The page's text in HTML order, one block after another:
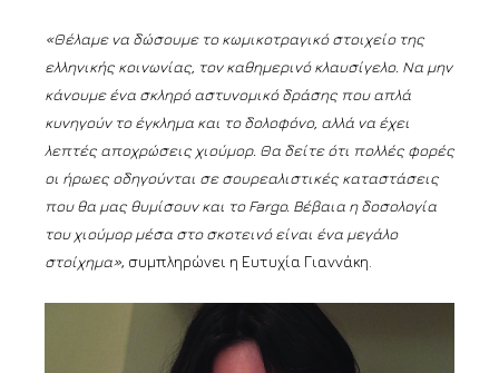
«Θέλαμε να δώσουμε το κωμικοτραγικό στοιχείο της
ελληνικής κοινωνίας, τον καθημερινό κλαυσίγελο. Να μην
κάνουμε ένα σκληρό αστυνομικό δράσης που απλά
κυνηγούν το έγκλημα και το δολοφόνο, αλλά να έχει
λεπτές αποχρώσεις χιούμορ. Θα δείτε ότι πολλές φορές
οι ήρωες οδηγούνται σε σουρεαλιστικές καταστάσεις
που θα μας θυμίσουν και το Fargo. Βέβαια η δοσολογία
του χιούμορ μέσα στο σκοτεινό είναι ένα μεγάλο
στοίχημα», συμπληρώνει η Ευτυχία Γιαννάκη.